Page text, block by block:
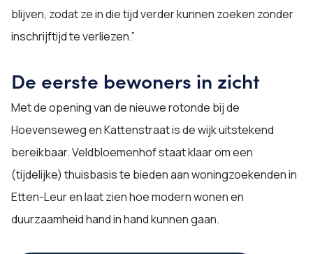
blijven, zodat ze in die tijd verder kunnen zoeken zonder
inschrijftijd te verliezen.”
De eerste bewoners in zicht
Met de opening van de nieuwe rotonde bij de
Hoevenseweg en Kattenstraat is de wijk uitstekend
bereikbaar. Veldbloemenhof staat klaar om een
(tijdelijke) thuisbasis te bieden aan woningzoekenden in
Etten-Leur en laat zien hoe modern wonen en
duurzaamheid hand in hand kunnen gaan.